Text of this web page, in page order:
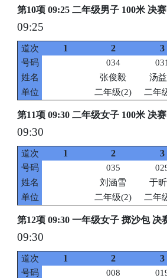
第10项 09:25 二年级男子 100米 决
09:25
道次 1 2 3
号码 034 031
姓名
张俊毅 汤
单位
二年级(2) 二年
第11项 09:30 二年级女子 100米 决
09:30
道次 1 2 3
号码 035
姓名
刘涵雪 于
单位
二年级(2) 二年
第12项 09:30 一年级女子 掷沙包 决
09:30
道次 1 2 3
号码 008